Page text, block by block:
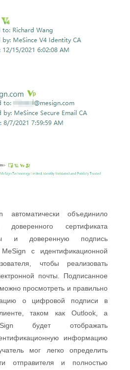
автоматически объединило
доверенного сертификата
и доверенную подпись
с идентификационной
чтобы реализовать
почты. Подписанное
просмотреть и правильно
о цифровой подписи в
таком как Outlook, а
будет отображать
информацию
мог легко определить
отправителя и полностью